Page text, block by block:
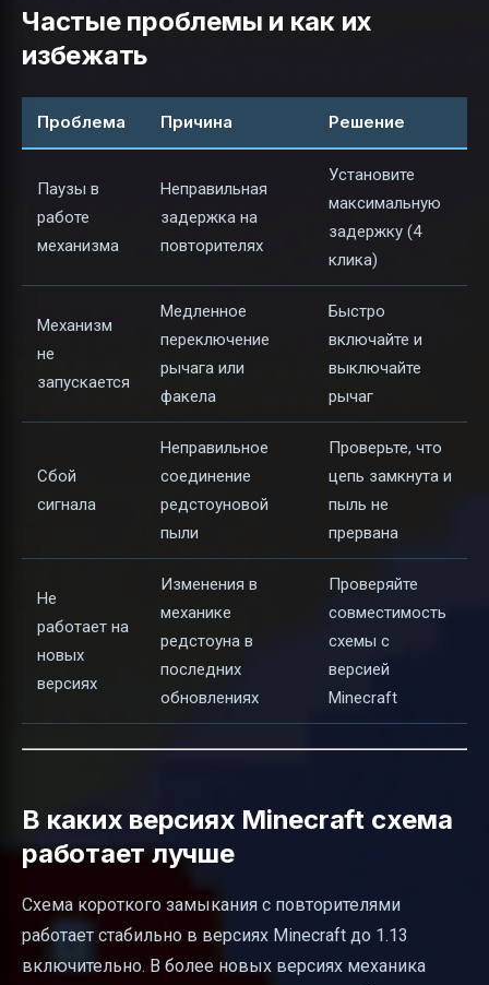
Частые проблемы и как их
избежать
Проблема Причина Решение
Паузы в
работе
механизма
Неправильная
задержка на
повторителях
Установите
максимальную
задержку (4
клика)
Механизм
не
запускается
Медленное
переключение
рычага или
факела
Быстро
включайте и
выключайте
рычаг
Сбой
сигнала
Неправильное
соединение
редстоуновой
пыли
Проверьте, что
цепь замкнута и
пыль не
прервана
Не
работает на
новых
версиях
Изменения в
механике
редстоуна в
последних
обновлениях
Проверяйте
совместимость
схемы с
версией
Minecraft
В каких версиях Minecraft схема
работает лучше
Схема короткого замыкания с повторителями
работает стабильно в версиях Minecraft до 1.13
включительно. В более новых версиях механика